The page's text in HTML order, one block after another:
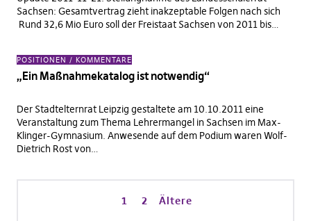
Sachsen: Gesamtvertrag zieht inakzeptable Folgen nach sich
Rund 32,6 Mio Euro soll der Freistaat Sachsen von 2011 bis…
POSITIONEN / KOMMENTARE
„Ein Maßnahmekatalog ist notwendig“
Der Stadtelternrat Leipzig gestaltete am 10.10.2011 eine
Veranstaltung zum Thema Lehrermangel in Sachsen im Max-
Klinger-Gymnasium. Anwesende auf dem Podium waren Wolf-
Dietrich Rost von…
1 2 Ältere